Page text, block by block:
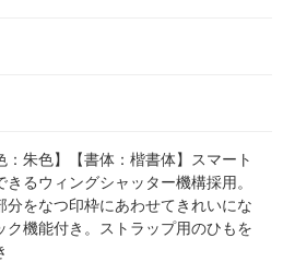
：朱色】【書体：楷書体】スマート
きるウィングシャッター機構採用。
分をなつ印枠にあわせてきれいにな
ク機能付き。ストラップ用のひもを